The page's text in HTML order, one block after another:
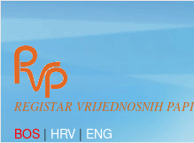
REGISTAR VRIJEDNOSNIH
BOS | HRV | ENG